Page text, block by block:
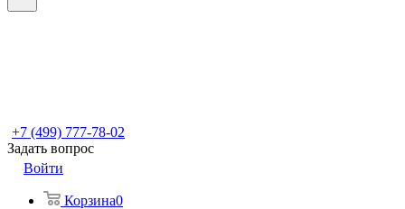
+7 (499) 777-78-02
Задать вопрос
Войти
Корзина0